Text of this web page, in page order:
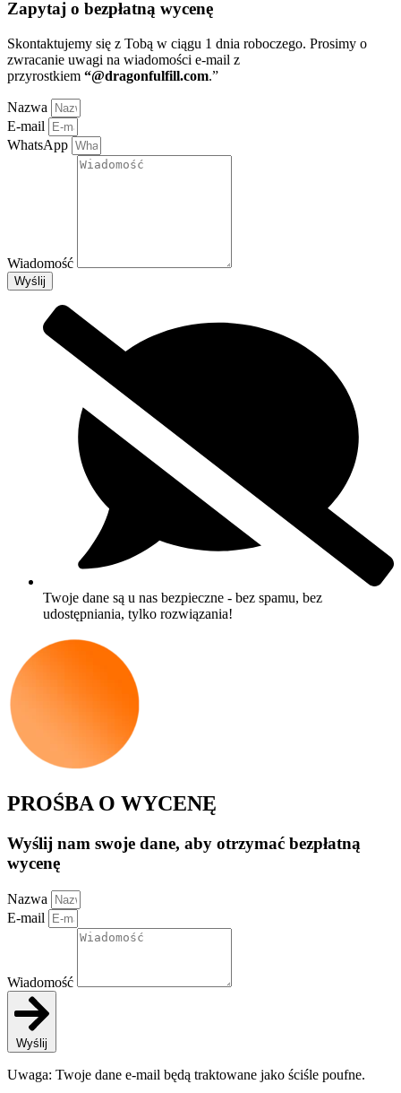
Zapytaj o bezpłatną wycenę
Skontaktujemy się z Tobą w ciągu 1 dnia roboczego. Prosimy o
zwracanie uwagi na wiadomości e-mail z
przyrostkiem “@dragonfulfill.com.”
Nazwa
E-mail
WhatsApp
Wiadomość
Wyślij
Twoje dane są u nas bezpieczne - bez spamu, bez
udostępniania, tylko rozwiązania!
PROŚBA O WYCENĘ
Wyślij nam swoje dane, aby otrzymać bezpłatną
wycenę
Nazwa
E-mail
Wiadomość
Wyślij
Uwaga: Twoje dane e-mail będą traktowane jako ściśle poufne.